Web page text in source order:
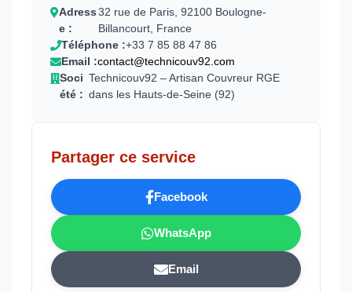
Adress
e :
32 rue de Paris, 92100 Boulogne-
Billancourt, France
Téléphone :+33 7 85 88 47 86
Email :contact@technicouv92.com
Soci
été :
Technicouv92 – Artisan Couvreur RGE
dans les Hauts-de-Seine (92)
Partager ce service
Facebook
WhatsApp
Email